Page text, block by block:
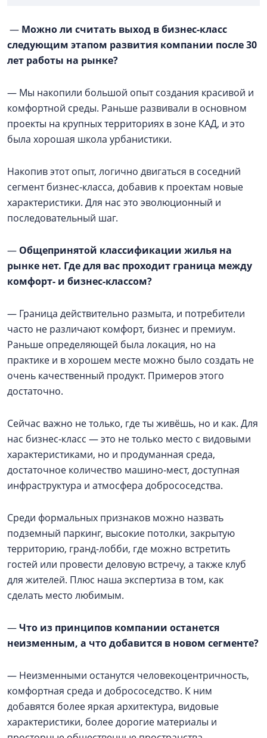
— Можно ли считать выход в бизнес-класс
следующим этапом развития компании после 30
лет работы на рынке?
— Мы накопили большой опыт создания красивой и
комфортной среды. Раньше развивали в основном
проекты на крупных территориях в зоне КАД, и это
была хорошая школа урбанистики.
Накопив этот опыт, логично двигаться в соседний
сегмент бизнес-класса, добавив к проектам новые
характеристики. Для нас это эволюционный и
последовательный шаг.
— Общепринятой классификации жилья на
рынке нет. Где для вас проходит граница между
комфорт- и бизнес-классом?
— Граница действительно размыта, и потребители
часто не различают комфорт, бизнес и премиум.
Раньше определяющей была локация, но на
практике и в хорошем месте можно было создать не
очень качественный продукт. Примеров этого
достаточно.
Сейчас важно не только, где ты живёшь, но и как. Для
нас бизнес-класс — это не только место с видовыми
характеристиками, но и продуманная среда,
достаточное количество машино-мест, доступная
инфраструктура и атмосфера добрососедства.
Среди формальных признаков можно назвать
подземный паркинг, высокие потолки, закрытую
территорию, гранд-лобби, где можно встретить
гостей или провести деловую встречу, а также клуб
для жителей. Плюс наша экспертиза в том, как
сделать место любимым.
—Что из принципов компании останется
неизменным, а что добавится в новом сегменте?
— Неизменными останутся человекоцентричность,
комфортная среда и добрососедство. К ним
добавятся более яркая архитектура, видовые
характеристики, более дорогие материалы и